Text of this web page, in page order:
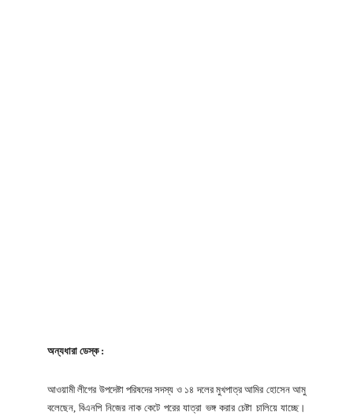
অন্যধারা ডেস্ক :
আওয়ামী লীগের উপদেষ্টা পরিষদের সদস্য ও ১৪ দলের মুখপাত্র আমির হোসেন আমু
বলেছেন, বিএনপি নিজের নাক কেটে পরের যাত্রা ভঙ্গ করার চেষ্টা চালিয়ে যাচ্ছে।